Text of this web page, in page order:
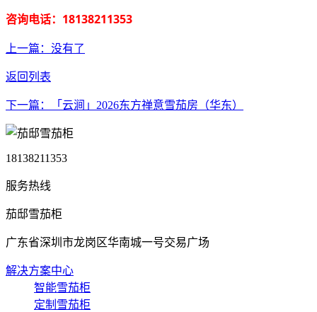
咨询电话：18138211353
上一篇：没有了
返回列表
下一篇：「云涧」2026东方禅意雪茄房（华东）
18138211353
服务热线
茄邸雪茄柜
广东省深圳市龙岗区华南城一号交易广场
解决方案中心
智能雪茄柜
定制雪茄柜